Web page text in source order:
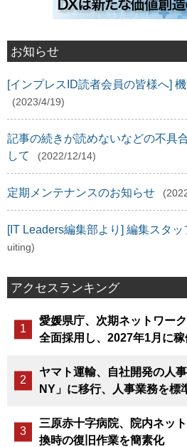
お知らせ
[インプレスID読者会員の皆様へ]
(2023/4/19)
記事の続きが読めないなどの不具
して
(2022/12/14)
定期メンテナンスのお知らせ
[IT Leaders編集部より] 編集スタ
uiting)
アクセスランキング
愛媛県庁、次期ネットワー
全面採用し、2027年1月に稼
ヤマト運輸、自社開発の人
NY」に移行、人事業務を標
三原赤十字病院、院内ネッ
換時の復旧作業を簡素化